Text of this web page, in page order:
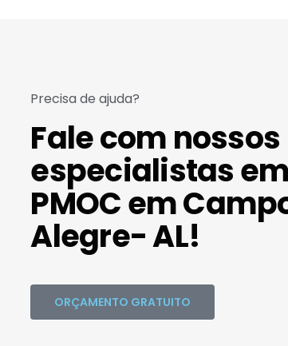
Precisa de ajuda?
Fale com nossos
especialistas em
PMOC em
Alegre- AL!
ORÇAMENTO GRATUITO